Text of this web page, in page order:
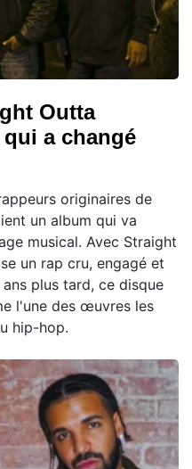
Outta
a changé
originaires de
un album qui va
musical. Avec Straight
un rap cru, engagé et
plus tard, ce disque
l'une des œuvres les
hip-hop.